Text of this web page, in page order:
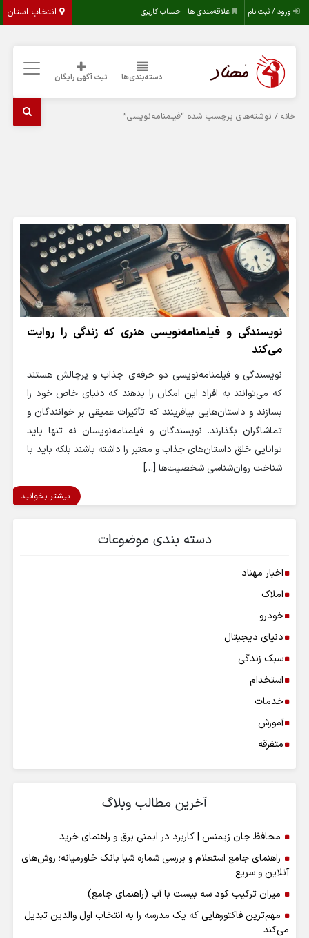
انتخاب استان ورود / ثبت نام علاقه‌مندی ها حساب کاربری
دسته‌بندی‌ها ثبت آگهی رایگان
خانه / نوشته‌های برچسب شده “فیلمنامه‌نویسی”
نویسندگی و فیلمنامه‌نویسی هنری که زندگی را روایت
می‌کند
نویسندگی و فیلمنامه‌نویسی دو حرفه‌ی جذاب و پرچالش هستند
که می‌توانند به افراد این امکان را بدهند که دنیای خاص خود را
بسازند و داستان‌هایی بیافرینند که تأثیرات عمیقی بر خوانندگان و
تماشاگران بگذارند. نویسندگان و فیلمنامه‌نویسان نه تنها باید
توانایی خلق داستان‌های جذاب و معتبر را داشته باشند بلکه باید با
شناخت روان‌شناسی شخصیت‌ها […]
بیشتر بخوانید
دسته بندی موضوعات
اخبار مهناد
املاک
خودرو
دنیای دیجیتال
سبک زندگی
استخدام
خدمات
آموزش
متفرقه
آخرین مطالب وبلاگ
محافظ جان زیمنس | کاربرد در ایمنی برق و راهنمای خرید
راهنمای جامع استعلام و بررسی شماره شبا بانک خاورمیانه؛ روش‌های
آنلاین و سریع
میزان ترکیب کود سه بیست با آب (راهنمای جامع)
مهم‌ترین فاکتورهایی که یک مدرسه را به انتخاب اول والدین تبدیل
می‌کند